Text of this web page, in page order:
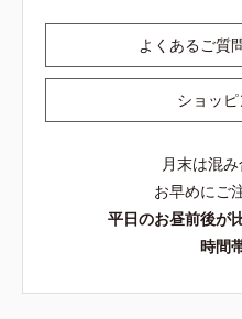
よくあるご質
ショッ
月末は混
お早めにご
平日のお昼前後が
時間